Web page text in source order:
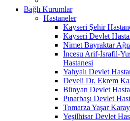
Bağlı Kurumlar
Hastaneler
Kayseri Şehir
Kayseri Devlet
Nimet Bayraktar
İncesu Arif-İsrafil-
Hastanesi
Yahyalı Devlet
Develi Dr. Ekrem
Bünyan Devlet
Pınarbaşı Devlet
Tomarza Yaşar
Yeşilhisar Devlet